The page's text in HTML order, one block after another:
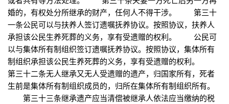
婚的，有权处分所继承的财产，任何人不得干涉。 第三十
一条公民可以与扶养人签订遗嘱抚养协议。按照协议，扶养人
承担该公民生养死葬的义务，享有受遗赠的权利。 公民可
以与集体所有制组织签订遗嘱抚养协议。按照协议，集体所有
制组织承担该公民生养死葬的义务，享有受遗赠的权利。
第三十二条无人继承又无人受遗赠的遗产，归国家所有，死者
生前是集体所有制组织成员的，归所在集体所有制组织所有。
第三十三条继承遗产应当清偿被继承人依法应当缴纳的税